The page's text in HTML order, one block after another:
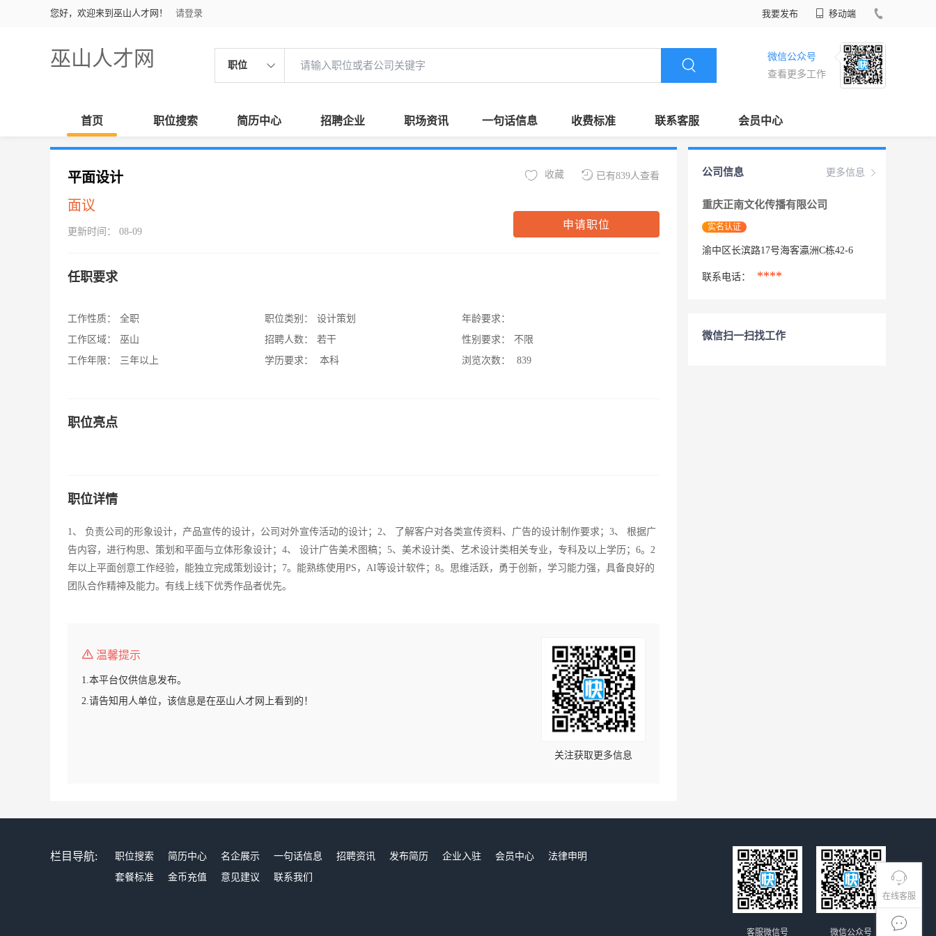
您好，欢迎来到巫山人才网！ 请登录 我要发布 移动端
巫山人才网 职位
微信公众号
查看更多工作
首页 职位搜索 简历中心 招聘企业 职场资讯 一句话信息 收费标准 联系客服 会员中心
在线客服
平面设计
面议
更新时间： 08-09
已有839人查看
收藏
申请职位
任职要求
工作性质：
全职
工作区域：
巫山
工作年限：
三年以上
职位类别：
设计策划
招聘人数：
若干
学历要求：
本科
年龄要求：
性别要求：
不限
浏览次数：
839
职位亮点
职位详情
1、 负责公司的形象设计，产品宣传的设计，公司对外宣传活动的设计；2、 了解客户对各类宣传资料、广告的设计制作要求；3、 根据广
告内容，进行构思、策划和平面与立体形象设计；4、 设计广告美术图稿；5、美术设计类、艺术设计类相关专业，专科及以上学历；6。2
年以上平面创意工作经验，能独立完成策划设计；7。能熟练使用PS，AI等设计软件；8。思维活跃，勇于创新，学习能力强，具备良好的
团队合作精神及能力。有线上线下优秀作品者优先。
温馨提示
1.本平台仅供信息发布。
2.请告知用人单位，该信息是在巫山人才网上看到的！
关注获取更多信息
更多信息
公司信息
重庆正南文化传播有限公司
实名认证
渝中区长滨路17号海客瀛洲C栋42-6
联系电话： ****
微信扫一扫找工作
栏目导航: 职位搜索 简历中心 名企展示 一句话信息 招聘资讯 发布简历 企业入驻 会员中心
法律申明
套餐标准
金币充值 意见建议 联系我们
微信公众号
客服微信号